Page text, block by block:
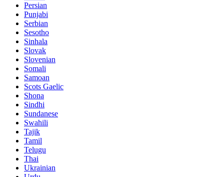
Persian
Punjabi
Serbian
Sesotho
Sinhala
Slovak
Slovenian
Somali
Samoan
Scots Gaelic
Shona
Sindhi
Sundanese
Swahili
Tajik
Tamil
Telugu
Thai
Ukrainian